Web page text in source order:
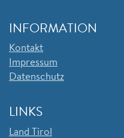
INFORMATION
Kontakt
Impressum
Datenschutz
LINKS
Land Tirol